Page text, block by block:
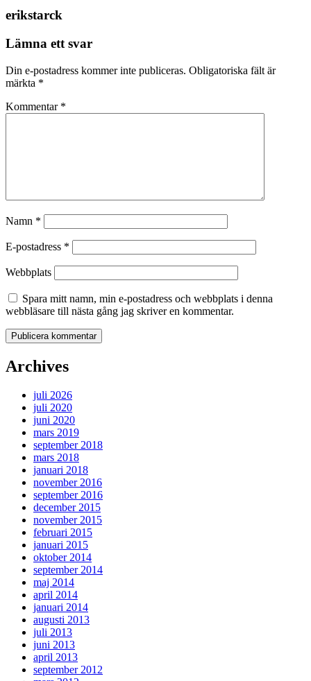
erikstarck
Lämna ett svar
Din e-postadress kommer inte publiceras. Obligatoriska fält är
märkta *
Kommentar *
Namn *
E-postadress *
Webbplats
Spara mitt namn, min e-postadress och webbplats i denna
webbläsare till nästa gång jag skriver en kommentar.
Archives
juli 2026
juli 2020
juni 2020
mars 2019
september 2018
mars 2018
januari 2018
november 2016
september 2016
december 2015
november 2015
februari 2015
januari 2015
oktober 2014
september 2014
maj 2014
april 2014
januari 2014
augusti 2013
juli 2013
juni 2013
april 2013
september 2012